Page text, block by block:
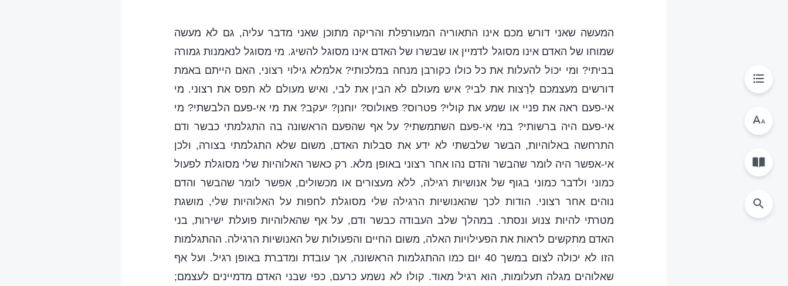
המעשה שאני דורש מכם אינו התאוריה המעורפלת והריקה מתוכן שאני מדבר עליה, גם לא מעשה
שמוחו של האדם אינו מסוגל לדמיין או שבשרו של האדם אינו מסוגל להשיג. מי מסוגל לנאמנות גמורה
בביתי? ומי יכול להעלות את כל כולו כקורבן מנחה במלכותי? אלמלא גילוי רצוני, האם הייתם באמת
דורשים מעצמכם לְרַצות את לבי? איש מעולם לא הבין את לבי, ואיש מעולם לא תפס את רצוני. מי
אי-פעם ראה את פניי או שמע את קולי? פטרוס? פאולוס? יוחנן? יעקב? את מי אי-פעם הלבשתי? מי
אי-פעם היה ברשותי? במי אי-פעם השתמשתי? על אף שהפעם הראשונה בה התגלמתי כבשר ודם
התרחשה באלוהיות, הבשר שלבשתי לא ידע את סבלות האדם, משום שלא התגלמתי בצורה, ולכן
אי-אפשר היה לומר שהבשר והדם נהו אחר רצוני באופן מלא. רק כאשר האלוהיות שלי מסוגלת לפעול
כמוני ולדבר כמוני בגוף של אנושיות רגילה, ללא מעצורים או מכשולים, אפשר לומר שהבשר והדם
נוהים אחר רצוני. הודות לכך שהאנושיות הרגילה שלי מסוגלת לחפות על האלוהיות שלי, מושגת
מטרתי להיות צנוע ונסתר. במהלך שלב העבודה כבשר ודם, על אף שהאלוהיות פועלת ישירות, בני
האדם מתקשים לראות את הפעילויות האלה, משום החיים והפעולות של האנושיות הרגילה. ההתגלמות
הזו לא יכולה לצום במשך 40 יום כמו ההתגלמות הראשונה, אך עובדת ומדברת באופן רגיל. ועל אף
שאלוהים מגלה תעלומות, הוא רגיל מאוד. קולו לא נשמע כרעם, כפי שבני האדם מדמיינים לעצמם;